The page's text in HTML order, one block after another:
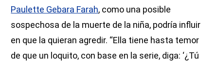
Paulette Gebara Farah, como una posible
sospechosa de la muerte de la niña, podría influir
en que la quieran agredir. “Ella tiene hasta temor
de que un loquito, con base en la serie, diga: ‘¿Tú